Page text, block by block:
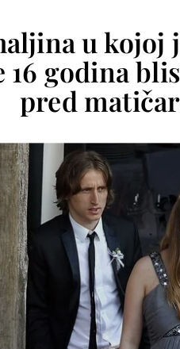
u kojoj
godina
pred